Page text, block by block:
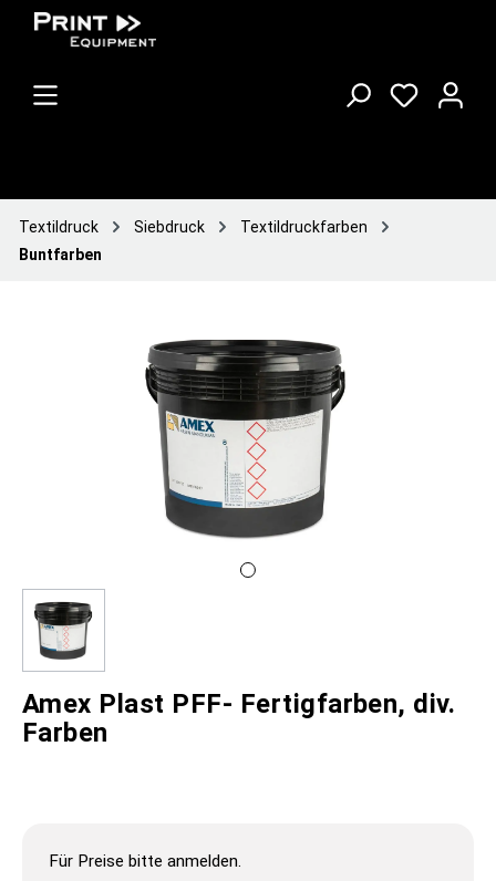
Textildruck Siebdruck
Textildruckfarben
Buntfarben
Amex Plast PFF- Fertigfarben, div.
Farben
Für Preise bitte anmelden.